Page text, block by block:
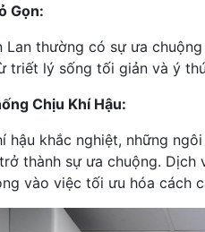
Gọn:
Lan thường có sự ưa
triết lý sống tối giản và ý
Chịu Khí Hậu:
hậu khắc nghiệt, những ngôi
thành sự ưa chuộng.
vào việc tối ưu hóa cách